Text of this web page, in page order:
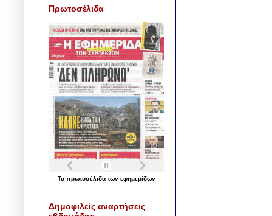
Πρωτοσέλιδα
Τα πρωτοσέλιδα των εφημερίδων
Δημοφιλείς αναρτήσεις